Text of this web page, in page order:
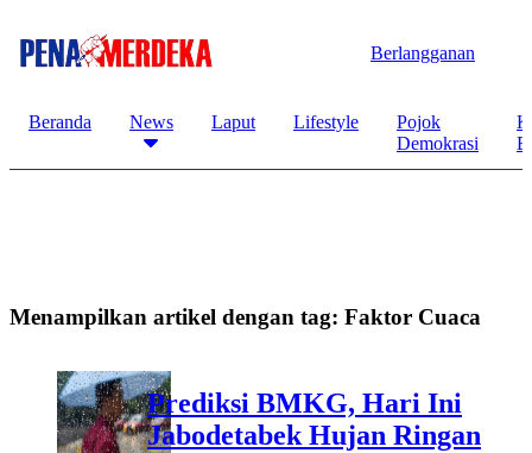
Berlangganan
Beranda News Laput Lifestyle
Pojok
Demokrasi
Menampilkan artikel dengan tag: Faktor Cuaca
Prediksi BMKG, Hari Ini
Jabodetabek Hujan Ringan